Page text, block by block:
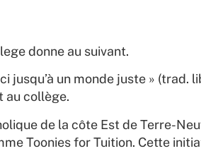
donne au suivant.
jusqu’à un monde juste »
au collège.
de la côte Est de Terre-
Toonies for Tuition. Cette